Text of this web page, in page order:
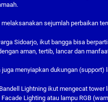
sejumlah perbaikan
Sidoarjo, ikut bangga bisa
aman, tertib, lancar dan
juga menyiapkan dukungan
Lightning ikut mengecat tower
Lighting atau lampu RGB